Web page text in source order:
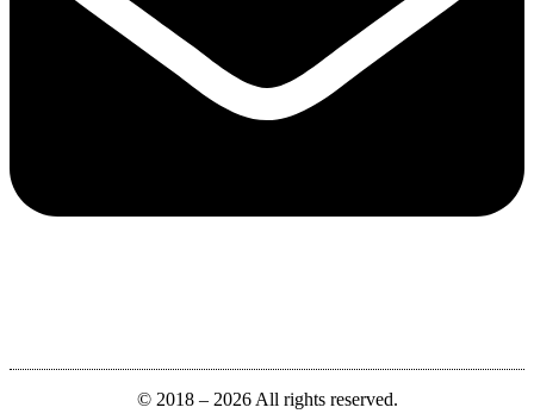
© 2018 – 2026 All rights reserved.